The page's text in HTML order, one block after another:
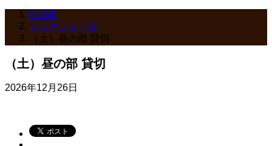
HOME
☆スケジュール
（土）昼の部 貸切
（土）昼の部 貸切
2026年12月26日